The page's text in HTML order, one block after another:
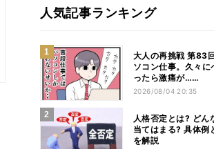
人気記事ランキング
大人の再挑戦 第83
ソコン仕事。久々に
ったら激痛が……
2026/08/04 20:35
人格否定とは? どん
当てはまる? 具体例
を解説